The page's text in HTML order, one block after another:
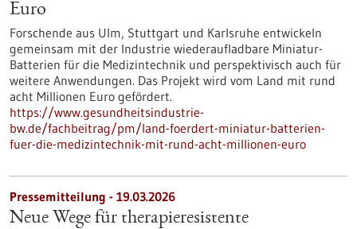
Euro
Forschende aus Ulm, Stuttgart und Karlsruhe entwickeln
gemeinsam mit der Industrie wiederaufladbare Miniatur-
Batterien für die Medizintechnik und perspektivisch auch für
weitere Anwendungen. Das Projekt wird vom Land mit rund
acht Millionen Euro gefördert.
https://www.gesundheitsindustrie-
bw.de/fachbeitrag/pm/land-foerdert-miniatur-batterien-
fuer-die-medizintechnik-mit-rund-acht-millionen-euro
Pressemitteilung - 19.03.2026
Neue Wege für therapieresistente